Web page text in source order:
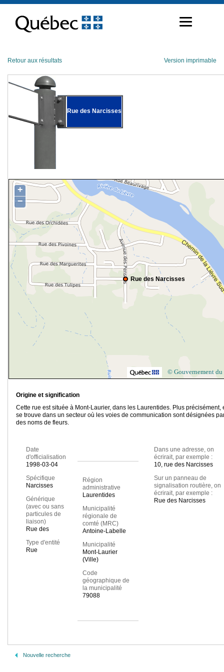
contenu
Retour aux résultats Version imprimable
Rue des Narcisses
Rue des Narcisses
+
−
© Gouvernement du
Origine et signification
Cette rue est située à Mont-Laurier, dans les Laurentides. Plus précisément,
se trouve dans un secteur où les voies de communication sont désignées
des noms de fleurs.
Date
d'officialisation
1998-03-04
Spécifique
Narcisses
Générique
(avec ou sans
particules de
liaison)
Rue des
Type d'entité
Rue
Région
administrative
Laurentides
Municipalité
régionale de
comté (MRC)
Antoine-Labelle
Municipalité
Mont-Laurier
(Ville)
Code
géographique de
la municipalité
79088
Dans une adresse, on
écrirait, par exemple :
10, rue des Narcisses
Sur un panneau de
signalisation routière, on
écrirait, par exemple :
Rue des Narcisses
Nouvelle recherche